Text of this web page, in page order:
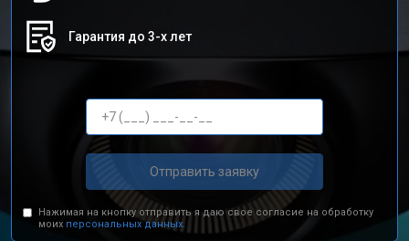
Гарантия до 3-х лет
Отправить заявку
Нажимая на кнопку отправить я даю свое согласие на обработку
моих персональных данных.